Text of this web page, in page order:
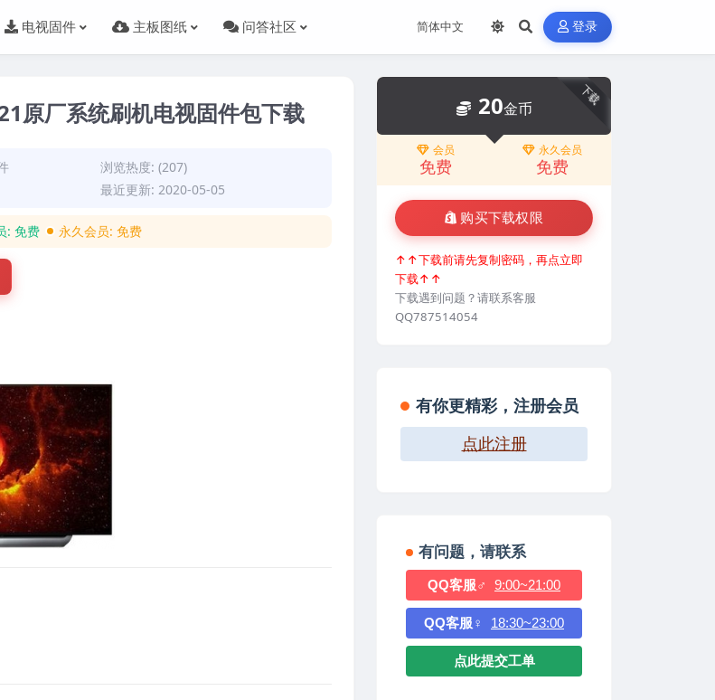
电视固件 主板图纸 问答社区 登录
原厂系统刷机电视固件包下载
浏览热度: (207)
最近更新: 2020-05-05
:免费 永久会员:免费
下载
20金币
会员
免费
永久会员
免费
购买下载权限
↑↑下载前请先复制密码，再点立即
下载↑↑
下载遇到问题？请联系客服
QQ787514054
有你更精彩，注册会员
点此注册
有问题，请联系
QQ客服♂ 9:00~21:00
QQ客服♀ 18:30~23:00
点此提交工单